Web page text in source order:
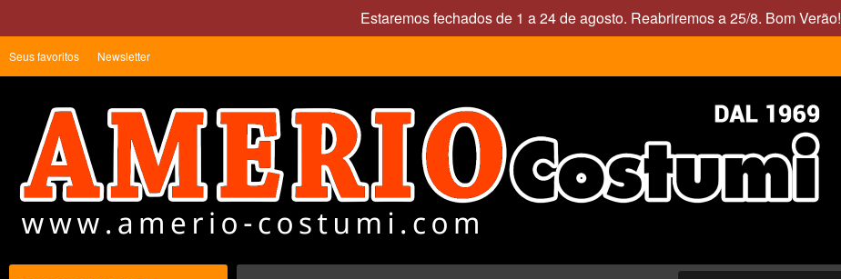
Estaremos fechados de 1 a 24 de agosto. Reabriremos a 25/8. Bom Verão!
Seus favoritos Newsletter